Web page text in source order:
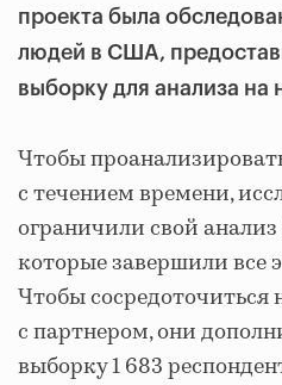
проекта была
людей в США,
выборку для анализа на
Чтобы
с течением времени,
ограничили свой
которые завершили все
Чтобы сосредоточиться
с партнером, они
выборку 1 683